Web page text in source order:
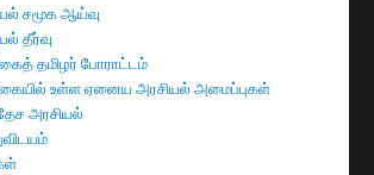
சமூக ஆய்வு
தீர்வு
தமிழர் போராட்டம்
உள்ள ஏனைய அரசியல் அமைப்புகள்
அரசியல்